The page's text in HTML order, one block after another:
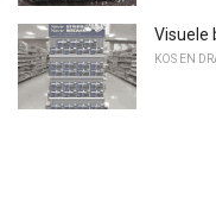
Visuele
KOS EN